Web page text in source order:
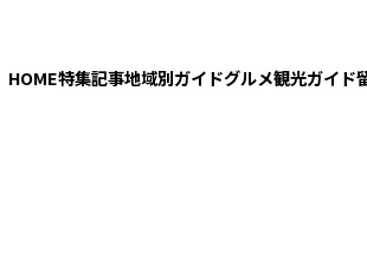
HOME特集記事地域別ガイドグルメ観光ガイド